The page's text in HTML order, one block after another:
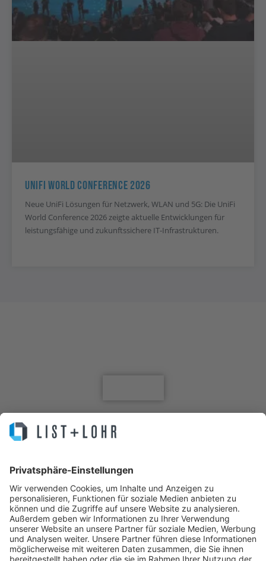
UniFi World Conference 2026
Neue UniFi Lösungen für Netzwerk, WLAN und 5G: Die UniFi
World Conference 2026 zeigte aktuelle Entwicklungen für
leistungsfähige und zukunftssichere IT-Infrastrukturen.
Sie machen Business. Wir Ihre IT.
IT Service, Lösungen, Helpdesk, Infrastruktur, Cloud, Hosting,